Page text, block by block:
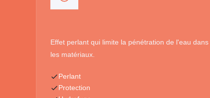
Effet perlant qui limite la pénétration de l'eau dans
les matériaux.
Perlant
Protection